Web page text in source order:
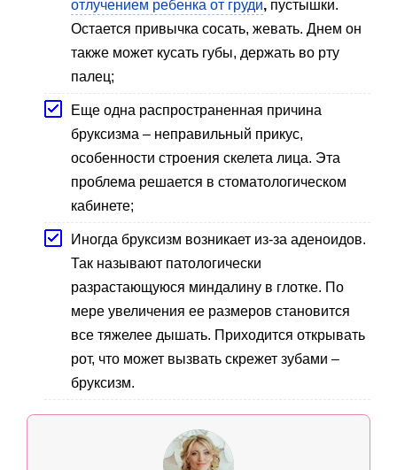
отлучением ребенка от груди, пустышки.
Остается привычка сосать, жевать. Днем он
также может кусать губы, держать во рту
палец;
Еще одна распространенная причина
бруксизма – неправильный прикус,
особенности строения скелета лица. Эта
проблема решается в стоматологическом
кабинете;
Иногда бруксизм возникает из-за аденоидов.
Так называют патологически
разрастающуюся миндалину в глотке. По
мере увеличения ее размеров становится
все тяжелее дышать. Приходится открывать
рот, что может вызвать скрежет зубами –
бруксизм.